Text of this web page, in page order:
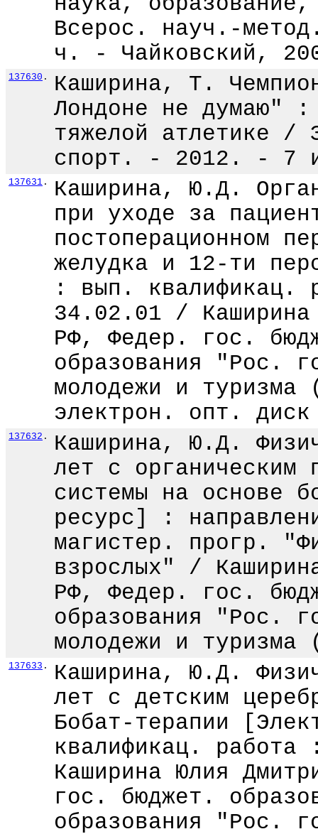
Всерос. науч.-
ч. - Чайковский,
137630 .
Каширина, Т.
Лондоне не думаю" :
тяжелой атлетике
спорт. - 2012. - 7
137631 .
Каширина, Ю.Д.
при уходе за
постоперационном
желудка и 12-ти
: вып. квалификац.
34.02.01 / Каширина
РФ, Федер. гос.
образования "Рос.
молодежи и
электрон. опт. диск
137632 .
Каширина, Ю.Д.
лет с органическим
системы на основе
ресурс] :
магистер. прогр.
взрослых" /
РФ, Федер. гос.
образования "Рос.
молодежи и
137633 .
Каширина, Ю.Д.
лет с детским
Бобат-терапии
квалификац.
Каширина Юлия
гос. бюджет.
образования "Рос.